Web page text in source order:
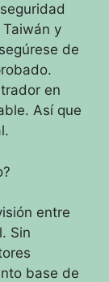
y
de
en
Así que
entre
Sin
base de